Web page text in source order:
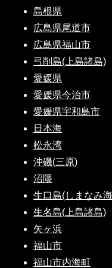
島根県
広島県尾道市
広島県福山市
弓削島(上島諸島)
愛媛県
愛媛県今治市
愛媛県宇和島市
日本海
松永湾
沖磯(三原)
沼隈
生口島(しまなみ
生名島(上島諸島)
矢ヶ浜
福山市
福山市内海町